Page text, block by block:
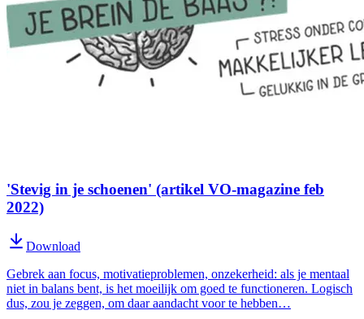
'Stevig in je schoenen' (artikel VO-magazine feb
2022)
Download
Gebrek aan focus, motivatieproblemen, onzekerheid: als je mentaal
niet in balans bent, is het moeilijk om goed te functioneren. Logisch
dus, zou je zeggen, om daar aandacht voor te hebben…